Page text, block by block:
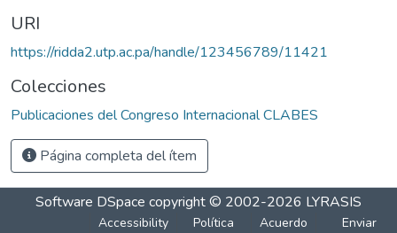
URI
https://ridda2.utp.ac.pa/handle/123456789/11421
Colecciones
Publicaciones del Congreso Internacional CLABES
Página completa del ítem
Software DSpace copyright © 2002-2026 LYRASIS
Accessibility Política Acuerdo Enviar